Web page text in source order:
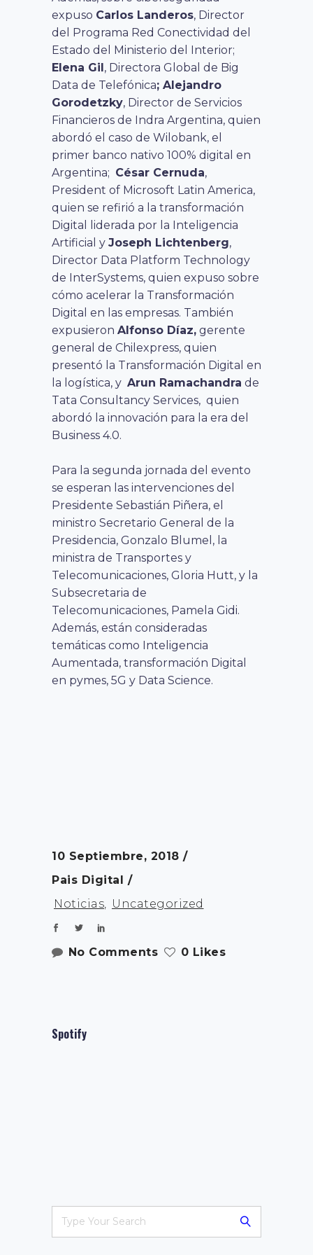
expuso Carlos Landeros, Director
del Programa Red Conectividad del
Estado del Ministerio del Interior;
Elena Gil, Directora Global de Big
Data de Telefónica; Alejandro
Gorodetzky, Director de Servicios
Financieros de Indra Argentina, quien
abordó el caso de Wilobank, el
primer banco nativo 100% digital en
Argentina; César Cernuda,
President of Microsoft Latin America,
quien se refirió a la transformación
Digital liderada por la Inteligencia
Artificial y Joseph Lichtenberg,
Director Data Platform Technology
de InterSystems, quien expuso sobre
cómo acelerar la Transformación
Digital en las empresas. También
expusieron Alfonso Díaz, gerente
general de Chilexpress, quien
presentó la Transformación Digital en
la logística, y Arun Ramachandra de
Tata Consultancy Services, quien
abordó la innovación para la era del
Business 4.0.
Para la segunda jornada del evento
se esperan las intervenciones del
Presidente Sebastián Piñera, el
ministro Secretario General de la
Presidencia, Gonzalo Blumel, la
ministra de Transportes y
Telecomunicaciones, Gloria Hutt, y la
Subsecretaria de
Telecomunicaciones, Pamela Gidi.
Además, están consideradas
temáticas como Inteligencia
Aumentada, transformación Digital
en pymes, 5G y Data Science.
10 Septiembre, 2018
Pais Digital
Noticias, Uncategorized
No Comments 0 Likes
Spotify